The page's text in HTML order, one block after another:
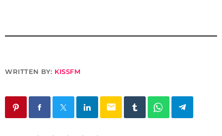
WRITTEN BY: KISSFM
email